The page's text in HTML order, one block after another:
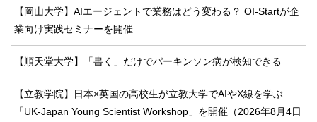
【岡山大学】AIエージェントで業務はどう変わる？ OI-Startが企
業向け実践セミナーを開催
【順天堂大学】「書く」だけでパーキンソン病が検知できる
【立教学院】日本×英国の高校生が立教大学でAIやX線を学ぶ
「UK-Japan Young Scientist Workshop」を開催（2026年8月4日